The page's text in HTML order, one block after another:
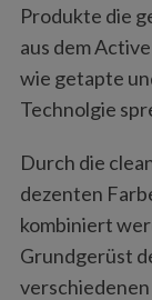
Produkte die
aus dem
wie getapte
Technolgie
Durch die
dezenten
kombiniert
Grundgerüst